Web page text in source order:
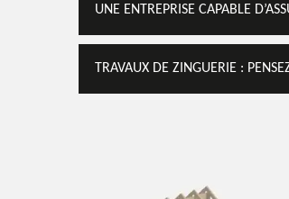
UNE ENTREPRISE CAPABLE
TRAVAUX DE ZINGUERIE :